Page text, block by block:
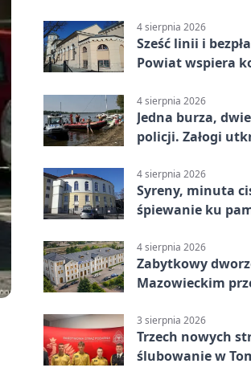
4 sierpnia 2026
Sześć linii i
Powiat wspiera
4 sierpnia 2026
Jedna burza,
policji. Załogi
4 sierpnia 2026
Syreny, minuta
śpiewanie ku
4 sierpnia 2026
Zabytkowy
Mazowieckim
wykonawcy
3 sierpnia 2026
Trzech nowych
ślubowanie w